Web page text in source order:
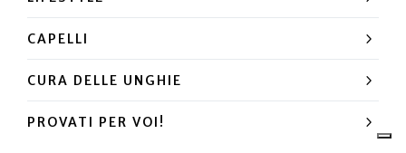
CAPELLI
CURA DELLE UNGHIE
PROVATI PER VOI!